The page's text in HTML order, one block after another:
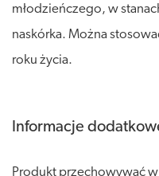
młodzieńczego, w
naskórka. Można
roku życia.
Informacje
Produkt przechowywać